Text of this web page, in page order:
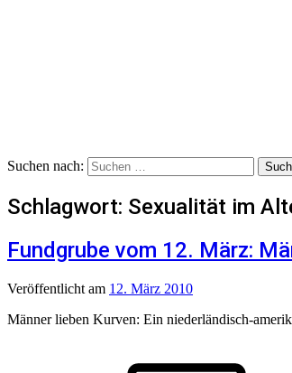
Suchen nach:
Schlagwort: Sexualität im
Fundgrube vom 12. März:
Veröffentlicht am 12. März 2010
Männer lieben Kurven: Ein niederländisch-